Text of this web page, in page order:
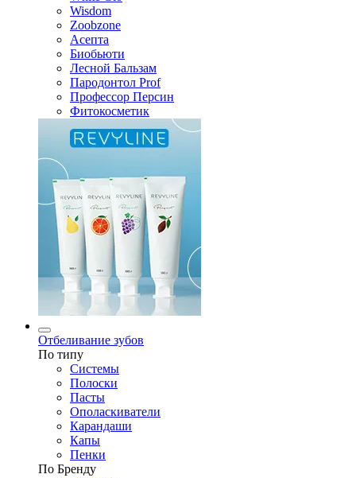
Wisdom
Zoobzone
Асепта
Биобьюти
Лесной Бальзам
Пародонтол Prof
Профессор Персин
Фитокосметик
Отбеливание зубов
По типу
Системы
Полоски
Пасты
Ополаскиватели
Карандаши
Капы
Пенки
По Бренду